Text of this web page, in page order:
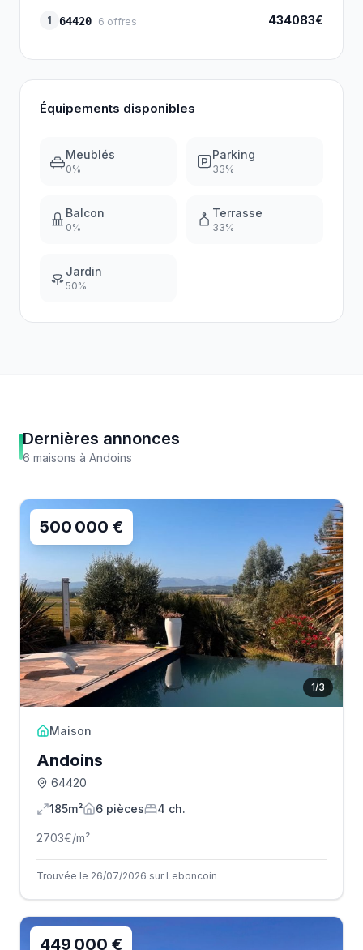
1 64420 6 offres 434083€
Équipements disponibles
Meublés
0%
Parking
33%
Balcon
0%
Terrasse
33%
Jardin
50%
Dernières annonces
6 maisons à Andoins
1/3
500 000 €
Maison
Andoins
64420
185m²
6 pièces 4 ch.
2703€/m²
Trouvée le 26/07/2026 sur Leboncoin
449 000 €